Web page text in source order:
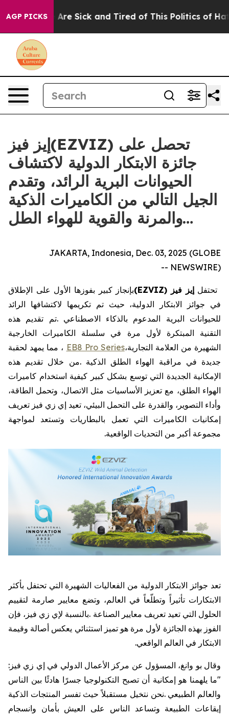
AGP PICKSAre Sick and Tired of This Politics of Hatred”
إيز فيز(EZVIZ) تحصل على
جائزة الابتكار الدولية لاكتشاف
الحيوانات البرية الرائد، وتقدم
الجيل التالي من الكاميرات الذكية
والمرنة والقوية للهواء الطل…
JAKARTA, Indonesia, Dec. 03, 2025 (GLOBE
NEWSWIRE) --
تحتفل إيز فيز (EZVIZ) بإنجاز كبير بفوزها الأول على الإطلاق
في جوائز الابتكار الدولية، حيث تم تكريمها لاكتشافها الرائد
للحيوانات البرية المدعوم بالذكاء الاصطناعي .تم تقديم هذه
التقنية
المبتكرة لأول مرة في سلسلة الكاميرات
الخارجية
الشهيرة من العلامة التجارية،EB8 Pro Series ، مما يمهد لحقبة
جديدة في مراقبة الهواء الطلق الذكية .من خلال تقديم هذه
الإمكانية الجديدة التي توسع بشكل كبير كيفية استخدام كاميرات
الهواء الطلق، مع تعزيز الأساسيات مثل الاتصال، وتحمل الطاقة،
وأداء التصوير، والقدرة على التحمل البيئي، تعيد إي زي فيز تعريف
إمكانيات
الكاميرات التي تعمل بالبطاريات وتستعد
لمواجهة
مجموعة أكبر من التحديات الواقعية.
تعد جوائز الابتكار الدولية من الفعاليات الشهيرة التي تحتفل بأكثر
الابتكارات تأثيراً وتطلّعاً في العالم، وتضع معايير صارمة لتقييم
الحلول التي تعيد تعريف معايير الصناعة .بالنسبة لإي زي فيز، فإن
الفوز بهذه الجائزة لأول مرة هو تميز استثنائي يعكس أصالة وقيمة
الابتكار في العالم الواقعي.
وقال بو وانغ، المسؤول عن مركز الأعمال الدولي في إي زي فيز :
"ما يلهمنا هو إمكانية أن تصبح التكنولوجيا جسرًا هادئًا بين الناس
والعالم الطبيعي .نحن نتخيل مستقبلاً حيث تفسر المنتجات الذكية
إيقاعات الطبيعة وتساعد الناس على العيش بأمان وانسجام